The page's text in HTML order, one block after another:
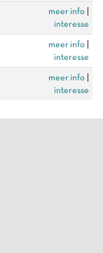
meer info
interesse
meer info
interesse
meer info
interesse